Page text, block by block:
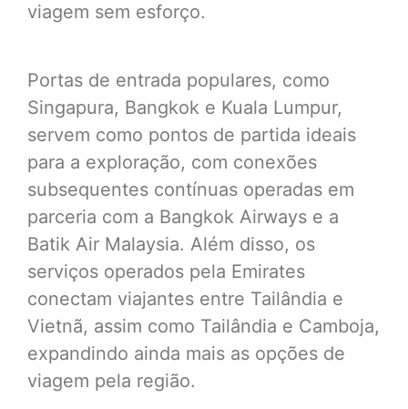
viagem sem esforço.
Portas de entrada populares, como
Singapura, Bangkok e Kuala Lumpur,
servem como pontos de partida ideais
para a exploração, com conexões
subsequentes contínuas operadas em
parceria com a Bangkok Airways e a
Batik Air Malaysia. Além disso, os
serviços operados pela Emirates
conectam viajantes entre Tailândia e
Vietnã, assim como Tailândia e Camboja,
expandindo ainda mais as opções de
viagem pela região.